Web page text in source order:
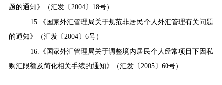
题的通知》（汇发〔 2004〕 18号）
15.
《国家外汇管理局关于规范非居民个人外汇管理有关问题
的通知》（汇发〔 2004〕 6号）
16.
《国家外汇管理局关于调整境内居民个人经常项目下因私
购汇限额及简化相关手续的通知》（汇发〔 2005〕 60号）